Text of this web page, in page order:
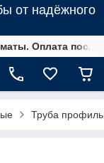
от надёжного
Оплата
Труба